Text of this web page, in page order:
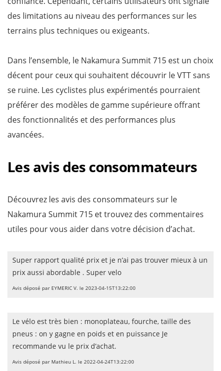
des limitations au niveau des performances sur les
terrains plus techniques ou exigeants.
Dans l’ensemble, le Nakamura Summit 715 est un choix
décent pour ceux qui souhaitent découvrir le VTT sans
se ruine. Les cyclistes plus expérimentés pourraient
préférer des modèles de gamme supérieure offrant
des fonctionnalités et des performances plus
avancées.
Les avis des consommateurs
Découvrez les avis des consommateurs sur le
Nakamura Summit 715 et trouvez des commentaires
utiles pour vous aider dans votre décision d’achat.
Super rapport qualité prix et je n’ai pas trouver mieux à un
prix aussi abordable . Super velo
Avis déposé par EYMERIC V. le 2023-04-15T13:22:00
Le vélo est très bien : monoplateau, fourche, taille des
pneus : on y gagne en poids et en puissance Je
recommande vu le prix d’achat.
Avis déposé par Mathieu L. le 2022-04-24T13:22:00